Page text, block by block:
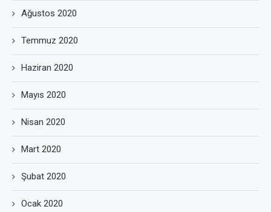
Ağustos 2020
Temmuz 2020
Haziran 2020
Mayıs 2020
Nisan 2020
Mart 2020
Şubat 2020
Ocak 2020